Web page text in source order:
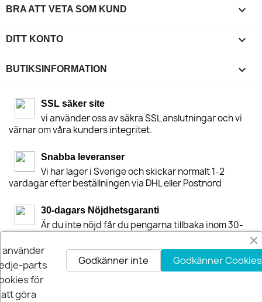
BRA ATT VETA SOM KUND 
DITT KONTO 
BUTIKSINFORMATION keyboard_arrow_down
SSL säker site
vi använder oss av säkra SSL anslutningar och vi
värnar om våra kunders integritet.
Snabba leveranser
Vi har lager i Sverige och skickar normalt 1-2
vardagar efter beställningen via DHL eller Postnord
30-dagars Nöjdhetsgaranti
Är du inte nöjd får du pengarna tillbaka inom 30-
använder
parts
för
att göra
Godkänner Cookies
Godkänner inte